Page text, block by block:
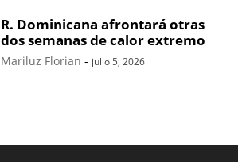
R. Dominicana afrontará otras
dos semanas de calor extremo
Mariluz Florian - julio 5, 2026